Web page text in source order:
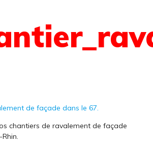
chantiers de ravalement de façade